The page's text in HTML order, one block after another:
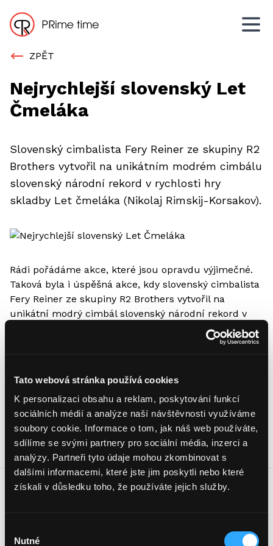
Tato webová stránka používá cookies
K personalizaci obsahu a reklam, poskytování funkcí
sociálních médií a analýze naší návštěvnosti využíváme
soubory cookie. Informace o tom, jak náš web používáte,
sdílíme se svými partnery pro sociální média, inzerci a
analýzy. Partneři tyto údaje mohou zkombinovat s
dalšími informacemi, které jste jim poskytli nebo které
získali v důsledku toho, že používáte jejich služby.
souhlasu
Nutné
ZPĚT
Nejrychlejší slovenský Let
Čmeláka
Slovenský cimbalista Fery Reiner ze skupiny R2
Brothers vytvořil na unikátním modrém cimbálu
slovenský národní rekord v rychlosti hry
skladby Let čmeláka (Nikolaj Rimskij-Korsakov).
Rádi pořádáme akce, které jsou opravdu výjimečné.
Taková byla i úspěšná akce, kdy slovenský cimbalista
Fery Reiner ze skupiny R2 Brothers vytvořil na
unikátní modrý cimbál slovenský národní rekord v
rychlosti zahrání písně Let čmeláka (Nikolaj Rimskij-
Korsakov). Během tréninku měl Fery osobní rekord 1
Video najdete zde:
https://www.facebook.com/PRimetime.sk/videos/1222
336334483555/
1